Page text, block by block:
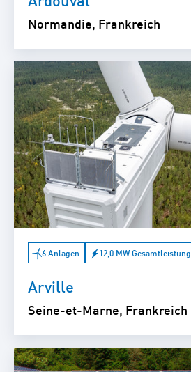
Normandie, Frankreich
6 Anlagen 12,0 MW Gesamtleistung
Arville
Seine-et-Marne, Frankreich